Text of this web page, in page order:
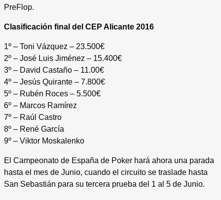
PreFlop.
Clasificación final del CEP Alicante 2016
1º – Toni Vázquez – 23.500€
2º – José Luis Jiménez – 15.400€
3º – David Castaño – 11.00€
4º – Jesús Quirante – 7.800€
5º – Rubén Roces – 5.500€
6º – Marcos Ramírez
7º – Raúl Castro
8º – René García
9º – Viktor Moskalenko
El Campeonato de España de Poker hará ahora una parada
hasta el mes de Junio, cuando el circuito se traslade hasta
San Sebastián para su tercera prueba del 1 al 5 de Junio.